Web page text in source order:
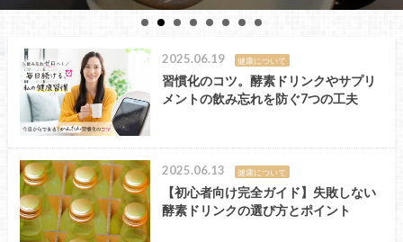
2025.06.19 健康について
習慣化のコツ。酵素ドリンクやサプリ
メントの飲み忘れを防ぐ7つの工夫
2025.06.13 健康について
【初心者向け完全ガイド】失敗しない
酵素ドリンクの選び方とポイント